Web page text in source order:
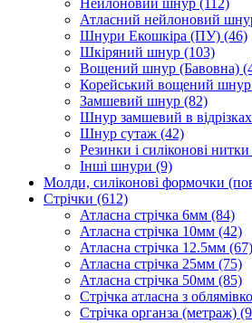
Нейлоновий шнур (112)
Атласний нейлоновий
Шнури Екошкіра (ПУ) (46)
Шкіряний шнур (103)
Вощений шнур (Бавовна)
Корейський вощений шнур
Замшевий шнур (82)
Шнур замшевий в відрізках
Шнур сутаж (42)
Резинки і силіконові нитки
Інші шнури (9)
Молди, силіконові формочки
Стрічки (612)
Атласна стрічка 6мм (84)
Атласна стрічка 10мм (42)
Атласна стрічка 12.5мм (67)
Атласна стрічка 25мм (75)
Атласна стрічка 50мм (85)
Стрічка атласна з
Стрічка органза (метраж)